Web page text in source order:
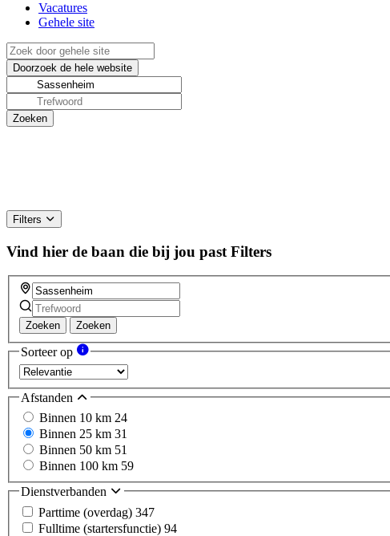
Vacatures
Gehele site
Filters
Vind hier de baan die bij jou past Filters
Zoeken Zoeken
Sorteer op
Afstanden
Binnen 10 km 24
Binnen 25 km 31
Binnen 50 km 51
Binnen 100 km 59
Dienstverbanden
Parttime (overdag) 347
Fulltime (startersfunctie) 94